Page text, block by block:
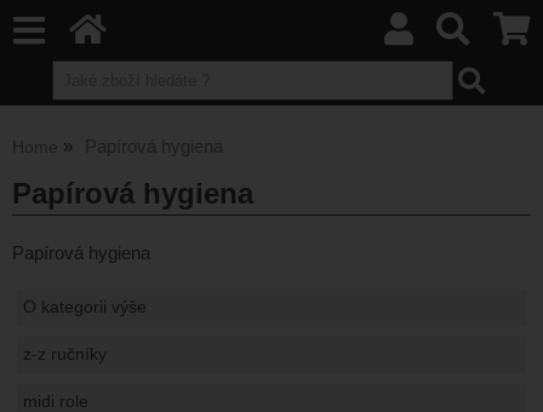
Home Papírová hygiena
Papírová hygiena
Papírová hygiena
O kategorii výše
z-z ručníky
midi role